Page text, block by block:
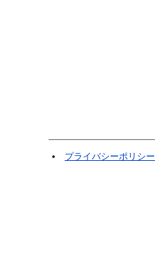
プライバシーポリシー